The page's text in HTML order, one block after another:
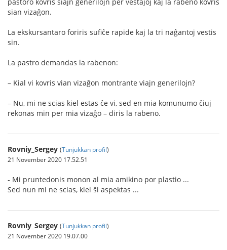
sian vizaĝon.
La ekskursantaro foriris sufiĉe rapide kaj la tri naĝantoj vestis
sin.
La pastro demandas la rabenon:
– Kial vi kovris vian vizaĝon montrante viajn generilojn?
– Nu, mi ne scias kiel estas ĉe vi, sed en mia komunumo ĉiuj
rekonas min per mia vizaĝo – diris la rabeno.
Rovniy_Sergey (Tunjukkan profil)
21 November 2020 17.52.51
- Mi pruntedonis monon al mia amikino por plastio ...
Sed nun mi ne scias, kiel ŝi aspektas ...
Rovniy_Sergey (Tunjukkan profil)
21 November 2020 19.07.00